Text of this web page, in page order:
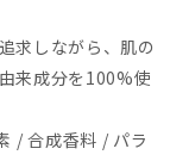
求しながら、肌の
来成分を100%使
/ 合成香料 / パラ